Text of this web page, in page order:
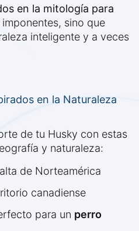
en la mitología para
sino que
inteligente y a veces
en la Naturaleza
de tu Husky con estas
y naturaleza:
de Norteamérica
canadiense
para un perro